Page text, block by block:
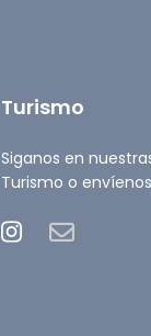
Turismo
Siganos en
Turismo o